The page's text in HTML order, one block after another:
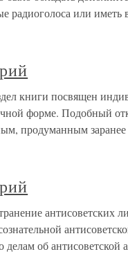
радиоголоса или иметь
книги посвящен
форме. Подобный
продуманным
антисоветских
об антисоветской